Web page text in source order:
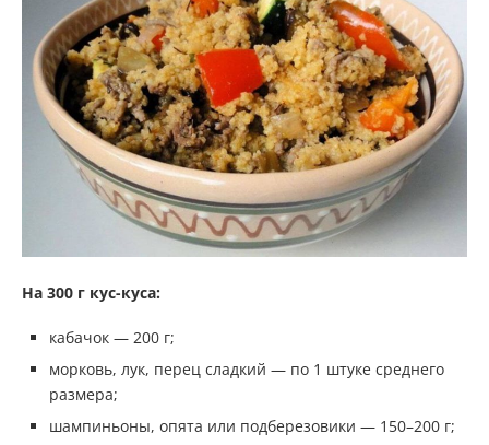
На 300 г кус-куса:
кабачок — 200 г;
морковь, лук, перец сладкий — по 1 штуке среднего
размера;
шампиньоны, опята или подберезовики — 150–200 г;